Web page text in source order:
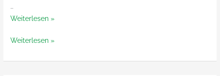
…
Selene
Sesia
Weiterlesen »
Selene
Weiterlesen »